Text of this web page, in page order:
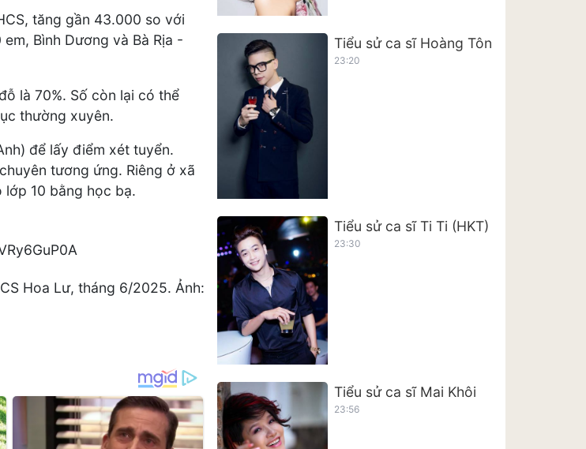
tăng gần 43.000 so với
Bình Dương và Bà Rịa -
là 70%. Số còn lại có thể
thường xuyên.
để lấy điểm xét tuyển.
tương ứng. Riêng ở xã
10 bằng học bạ.
Hoa Lư, tháng 6/2025. Ảnh:
Tiểu sử ca sĩ Hoàng Tôn
23:20
Tiểu sử ca sĩ Ti Ti (HKT)
23:30
Tiểu sử ca sĩ Mai Khôi
23:56